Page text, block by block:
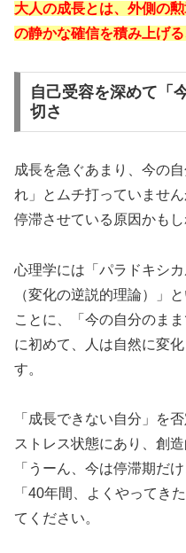
大人の成長とは、外側の
の静かな確信を積み上げ
自己受容を深めて「
切さ
成長を急ぐあまり、今の
れ」とムチ打っていませ
停滞させている原因かもし
心理学には「パラドキシ
（変化の逆説的理論）」
ことに、
「今の自分のま
に初めて、人は自然に変
す。
「成長できない自分」を
ストレス状態にあり、創
「うーん、今は停滞期だ
「40年間、よくやってき
てください。